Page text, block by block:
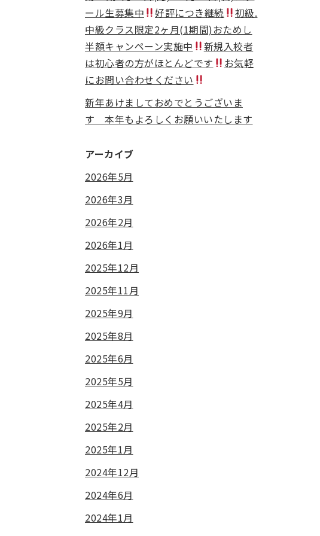
ール生募集中
好評につき継続
初級.
中級クラス限定2ヶ月(1期間)おためし
半額キャンペーン実施中
新規入校者
は初心者の方がほとんどです
お気軽
にお問い合わせください
新年あけましておめでとうございま
す 本年もよろしくお願いいたします
アーカイブ
2026年5月
2026年3月
2026年2月
2026年1月
2025年12月
2025年11月
2025年9月
2025年8月
2025年6月
2025年5月
2025年4月
2025年2月
2025年1月
2024年12月
2024年6月
2024年1月